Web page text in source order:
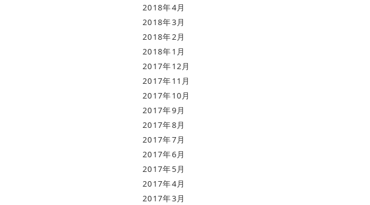
2018年4月
2018年3月
2018年2月
2018年1月
2017年12月
2017年11月
2017年10月
2017年9月
2017年8月
2017年7月
2017年6月
2017年5月
2017年4月
2017年3月